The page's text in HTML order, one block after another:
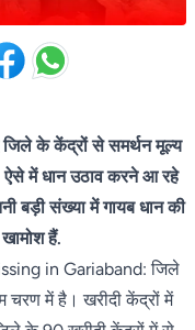
जिले के केंद्रों से समर्थन मूल्य
ऐसे में धान उठाव करने आ रहे
बड़ी संख्या में गायब धान की
हैं.
in Gariaband: जिले
चरण में है। खरीदी केंद्रों में